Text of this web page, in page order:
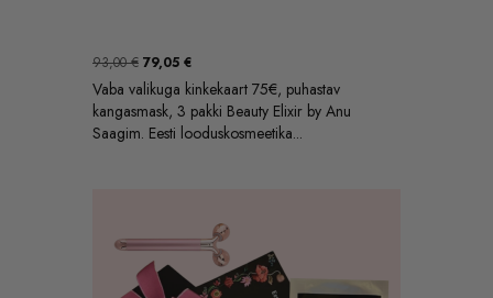
93,00€ Algne
hind
oli:
93,00 €.
79,05 €
hind
on:
79,05 €.
Vaba valikuga kinkekaart 75€, puhastav
kangasmask, 3 pakki Beauty Elixir by Anu
Saagim. Eesti looduskosmeetika...